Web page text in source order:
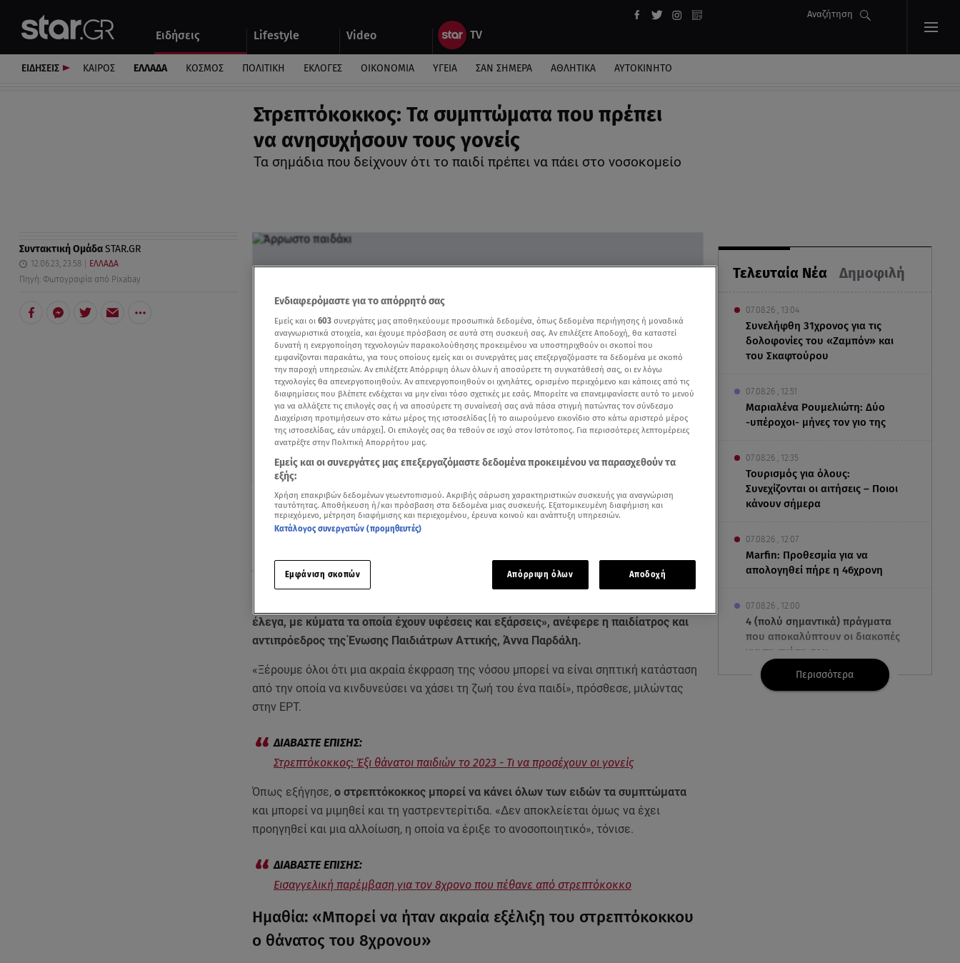
Ειδήσεις Lifestyle Video
Αναζήτηση
Αυτοκίνητο
ΕΙΔΗΣΕΙΣ ΚΑΙΡΟΣ ΕΛΛΑΔΑ ΚΟΣΜΟΣ ΠΟΛΙΤΙΚΗ ΕΚΛΟΓΕΣ ΟΙΚΟΝΟΜΙΑ ΥΓΕΙΑ ΣΑΝ ΣΗΜΕΡΑ ΑΘΛΗΤΙΚΑ ΑΥΤΟΚΙΝΗΤΟ
Στρεπτόκοκκος: Τα συμπτώματα που πρέπει
να ανησυχήσουν τους γονείς
Τα σημάδια που δείχνουν ότι το παιδί πρέπει να πάει στο νοσοκομείο
Τελευταία Νέα Δημοφιλή
07.08.26 , 13:04
Συνελήφθη 31χρονος για τις
δολοφονίες του «Ζαμπόν» και
του Σκαφτούρου
07.08.26 , 12:51
Μαριαλένα Ρουμελιώτη: Δύο
-υπέροχοι- μήνες τον γιο της
07.08.26 , 12:35
Τουρισμός για όλους:
Συνεχίζονται οι αιτήσεις – Ποιοι
κάνουν σήμερα
07.08.26 , 12:07
Marfin: Προθεσμία για να
απολογηθεί πήρε η 46χρονη
07.08.26 , 12:00
4 (πολύ σημαντικά) πράγματα
που αποκαλύπτουν οι διακοπές
για τη σχέση σου
07.08.26 , 11:45
Περισσότερα
Συντακτική ΟμάδαSTAR.GR
12.06.23, 23:58
ΕΛΛΑΔΑ
Πηγή: Φωτογραφία από Pixabay
Δείτε περισσότερα άρθρα μας στα αποτελέσματα αναζήτησης
Τι ανέφερε για τον στρεπτόκοκκο και τα συμπτώματά του η παιδίατρος Άννα Παρδάλη / Βίντεο: Action24
έλεγα, με κύματα τα οποία έχουν υφέσεις και εξάρσεις», ανέφερε η παιδίατρος και
αντιπρόεδρος της Ένωσης Παιδιάτρων Αττικής, Άννα Παρδάλη.
«Ξέρουμε όλοι ότι μια ακραία έκφραση της νόσου μπορεί να είναι σηπτική κατάσταση
από την οποία να κινδυνεύσει να χάσει τη ζωή του ένα παιδί», πρόσθεσε, μιλώντας
στην ΕΡΤ.
Στρεπτόκοκκος: Έξι θάνατοι παιδιών το 2023 - Τι να προσέχουν οι γονείς
Όπως εξήγησε, ο στρεπτόκοκκος μπορεί να κάνει όλων των ειδών τα συμπτώματα
και μπορεί να μιμηθεί και τη γαστρεντερίτιδα. «Δεν αποκλείεται όμως να έχει
προηγηθεί και μια αλλοίωση, η οποία να έριξε το ανοσοποιητικό», τόνισε.
Εισαγγελική παρέμβαση για τον 8χρονο που πέθανε από στρεπτόκοκκο
Ημαθία: «Μπορεί να ήταν ακραία εξέλιξη του στρεπτόκοκκου
ο θάνατος του 8χρονου»
Ενδιαφερόμαστε για το απόρρητό σας
Εμείς και οι 603 συνεργάτες μας αποθηκεύουμε προσωπικά δεδομένα, όπως δεδομένα περιήγησης ή μοναδικά
αναγνωριστικά στοιχεία, και έχουμε πρόσβαση σε αυτά στη συσκευή σας. Αν επιλέξετε Αποδοχή, θα καταστεί
δυνατή η ενεργοποίηση τεχνολογιών παρακολούθησης προκειμένου να υποστηριχθούν οι σκοποί που
εμφανίζονται παρακάτω, για τους οποίους εμείς και οι συνεργάτες μας επεξεργαζόμαστε τα δεδομένα με σκοπό
την παροχή υπηρεσιών. Αν επιλέξετε Απόρριψη όλων όλων ή αποσύρετε τη συγκατάθεσή σας, οι εν λόγω
τεχνολογίες θα απενεργοποιηθούν. Αν απενεργοποιηθούν οι ιχνηλάτες, ορισμένο περιεχόμενο και κάποιες από τις
διαφημίσεις που βλέπετε ενδέχεται να μην είναι τόσο σχετικές με εσάς. Μπορείτε να επανεμφανίσετε αυτό το μενού
για να αλλάξετε τις επιλογές σας ή να αποσύρετε τη συναίνεσή σας ανά πάσα στιγμή πατώντας τον σύνδεσμο
Διαχείριση προτιμήσεων στο κάτω μέρος της ιστοσελίδας [ή το αιωρούμενο εικονίδιο στο κάτω αριστερό μέρος
της ιστοσελίδας, εάν υπάρχει]. Οι επιλογές σας θα τεθούν σε ισχύ στον Ιστότοπος. Για περισσότερες λεπτομέρειες
ανατρέξτε στην Πολιτική Απορρήτου μας.
Εμείς και οι συνεργάτες μας επεξεργαζόμαστε δεδομένα προκειμένου να παρασχεθούν τα
εξής:
Χρήση επακριβών δεδομένων γεωεντοπισμού. Ακριβής σάρωση χαρακτηριστικών συσκευής για αναγνώριση
ταυτότητας. Αποθήκευση ή/και πρόσβαση στα δεδομένα μιας συσκευής. Εξατομικευμένη διαφήμιση και
περιεχόμενο, μέτρηση διαφήμισης και περιεχομένου, έρευνα κοινού και ανάπτυξη υπηρεσιών.
Κατάλογος συνεργατών (προμηθευτές)
Εμφάνιση σκοπών Απόρριψη όλων Αποδοχή